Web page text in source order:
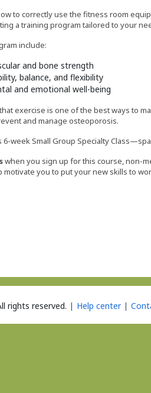
to correctly use the fitness room
a training program tailored to your
include:
and bone strength
balance, and flexibility
and emotional well-being
exercise is one of the best ways to
and manage osteoporosis.
week Small Group Specialty
when you sign up for this course, non-
motivate you to put your new skills to
rights reserved. Help center